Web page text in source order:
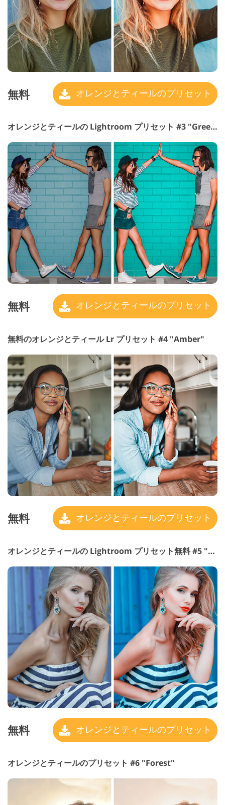
無料 オレンジとティールのプリセット
オレンジとティールの Lightroom プリセット #3 "Greenery"
無料 オレンジとティールのプリセット
無料のオレンジとティール Lr プリセット #4 "Amber"
無料 オレンジとティールのプリセット
オレンジとティールの Lightroom プリセット無料 #5 "Pumpkin"
無料 オレンジとティールのプリセット
オレンジとティールのプリセット #6 "Forest"